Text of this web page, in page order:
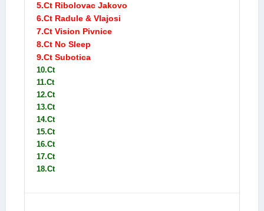
5.Ct Ribolovac Jakovo
6.Ct Radule & Vlajosi
7.Ct Vision Pivnice
8.Ct No Sleep
9.Ct Subotica
10.Ct
11.Ct
12.Ct
13.Ct
14.Ct
15.Ct
16.Ct
17.Ct
18.Ct